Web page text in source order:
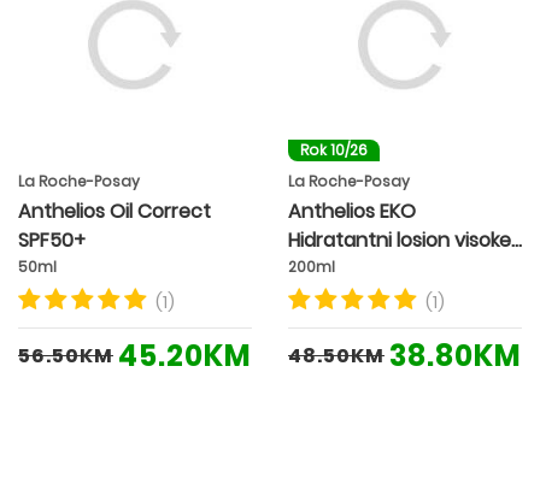
La Roche-Posay
Anthelios Oil Correct
SPF50+
50ml
(1)
56.50KM 45.20KM
Rok 10/26
La Roche-Posay
Anthelios EKO
Hidratantni losion visoke
zaštite SPF50+
200ml
(1)
48.50KM 38.80KM